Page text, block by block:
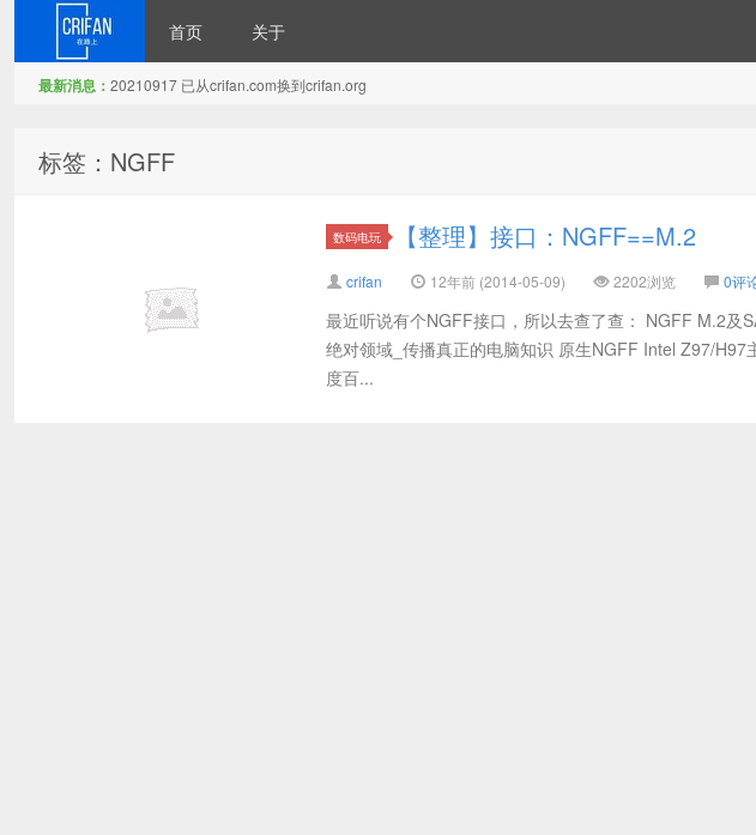
首页 关于
最新消息： 20210917 已从crifan.com换到crifan.org
标签：NGFF
数码电玩 【整理】接口：NGFF==M.2
crifan 12年前 (2014-05-09) 2202浏览 0评
最近听说有个NGFF接口，所以去查了查： NGFF M.2及
绝对领域_传播真正的电脑知识 原生NGFF Intel Z97/
度百...